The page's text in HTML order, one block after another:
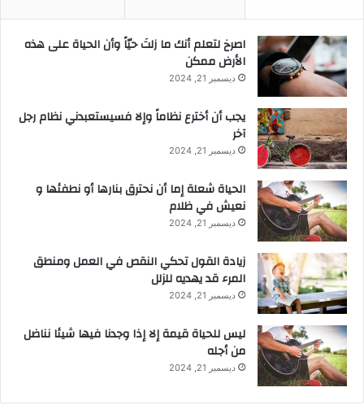
‫اصرخ لتعلم أنك ما زلتَ حيّاً وأن الحياة على هذه
الأرض ممكن
ديسمبر 21, 2024
يجب أن أخترع نظاماً وإلا فسيستعبدني نظام رجل
آخر
ديسمبر 21, 2024
الحياة شعلة إما أن نحترق بنارها أو نطفئها و
نعيش في ظلام
ديسمبر 21, 2024
زيادة القول تحكي النقص في العمل ومنطق
المرء قد يهديه للزلل
ديسمبر 21, 2024
ليس للحياة قيمة إلا إذا وجدنا فيها شيئا نناضل
من أجله
ديسمبر 21, 2024